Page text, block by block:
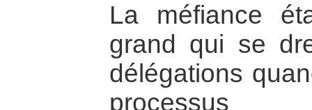
La méfiance
grand qui se
délégations